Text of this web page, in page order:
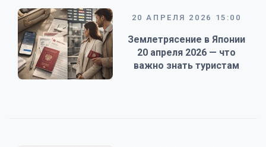
20 АПРЕЛЯ 2026 15:00
Землетрясение в Японии
20 апреля 2026 — что
важно знать туристам